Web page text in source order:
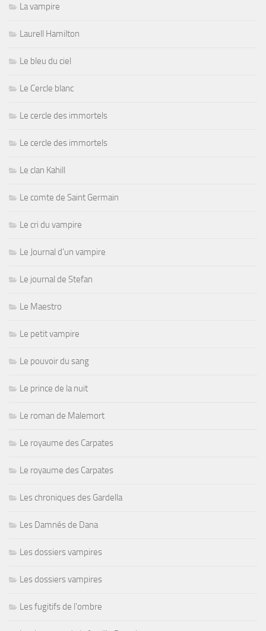
La vampire
Laurell Hamilton
Le bleu du ciel
Le Cercle blanc
Le cercle des immortels
Le cercle des immortels
Le clan Kahill
Le comte de Saint Germain
Le cri du vampire
Le Journal d'un vampire
Le journal de Stefan
Le Maestro
Le petit vampire
Le pouvoir du sang
Le prince de la nuit
Le roman de Malemort
Le royaume des Carpates
Le royaume des Carpates
Les chroniques des Gardella
Les Damnés de Dana
Les dossiers vampires
Les dossiers vampires
Les fugitifs de l'ombre